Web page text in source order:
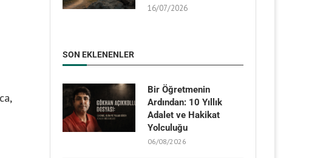
16/07/2026
SON EKLENENLER
Bir Öğretmenin
Ardından: 10 Yıllık
Adalet ve Hakikat
Yolculuğu
06/08/2026